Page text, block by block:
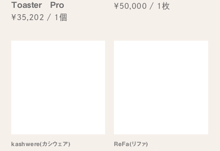
Toaster Pro
¥35,202 / 1個
¥50,000 / 1枚
kashwere(カシウェア) ReFa(リファ)